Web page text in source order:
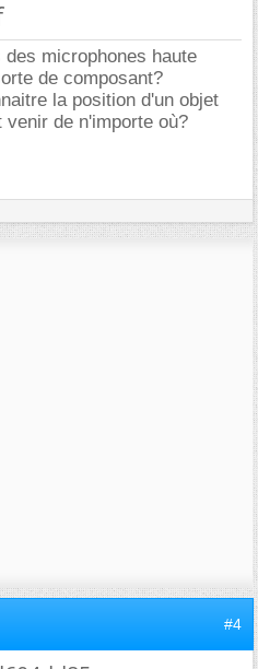
microphones haute
de composant?
la position d'un objet
de n'importe où?
#4